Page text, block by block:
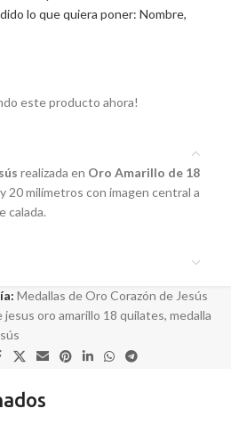
lo que quiera poner: Nombre,
este producto ahora!
realizada en Oro Amarillo de 18
20 milímetros con imagen central a
calada.
Medallas de Oro Corazón de Jesús
jesus oro amarillo 18 quilates, medalla